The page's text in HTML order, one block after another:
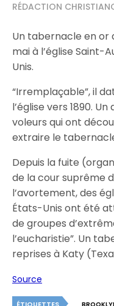
RÉDACTION
Un tabernacle en or
mai à l’église Saint-
Unis.
“Irremplaçable”, il
l’église vers 1890.
voleurs qui ont
extraire le
Depuis la fuite
de la cour suprême
l’avortement, des
États-Unis ont été
de groupes
l’eucharistie”. Un
reprises à Katy
Source